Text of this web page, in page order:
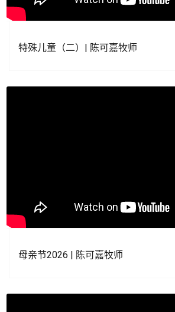
特殊儿童（二）| 陈可嘉牧师
母亲节2026 | 陈可嘉牧师